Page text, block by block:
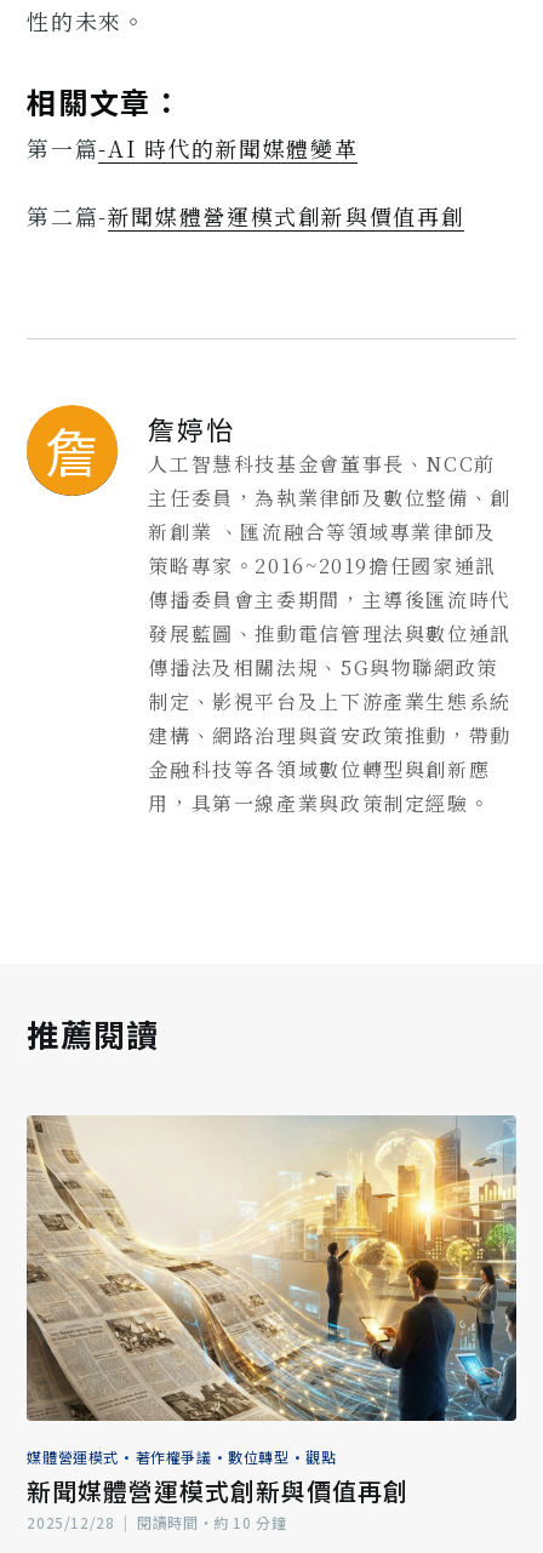
性的未來。
相關文章：
第一篇-AI 時代的新聞媒體變革
第二篇-新聞媒體營運模式創新與價值再創
詹 詹婷怡
人工智慧科技基金會董事長、NCC前
主任委員，為執業律師及數位整備、創
新創業 、匯流融合等領域專業律師及
策略專家。2016~2019擔任國家通訊
傳播委員會主委期間，主導後匯流時代
發展藍圖、推動電信管理法與數位通訊
傳播法及相關法規、5G與物聯網政策
制定、影視平台及上下游產業生態系統
建構、網路治理與資安政策推動，帶動
金融科技等各領域數位轉型與創新應
用，具第一線產業與政策制定經驗。
推薦閱讀
媒體營運模式 • 著作權爭議 •數位轉型 •觀點
新聞媒體營運模式創新與價值再創
2025/12/28 | 閱讀時間‧約 10 分鐘